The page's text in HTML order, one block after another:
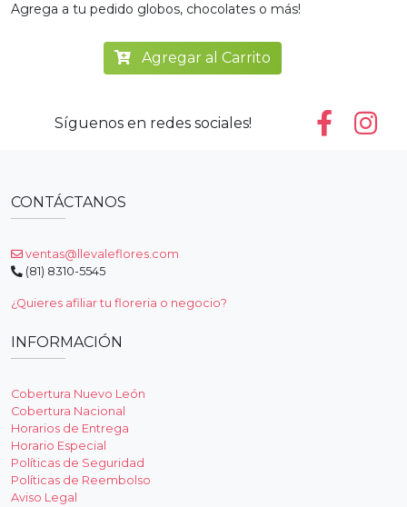
Agrega a tu pedido globos, chocolates o más!
Agregar al Carrito
Síguenos en redes sociales!
CONTÁCTANOS
ventas@llevaleflores.com
(81) 8310-5545
¿Quieres afiliar tu floreria o negocio?
INFORMACIÓN
Cobertura Nuevo León
Cobertura Nacional
Horarios de Entrega
Horario Especial
Políticas de Seguridad
Políticas de Reembolso
Aviso Legal